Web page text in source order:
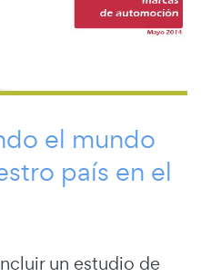
el mundo
país en el
un estudio de